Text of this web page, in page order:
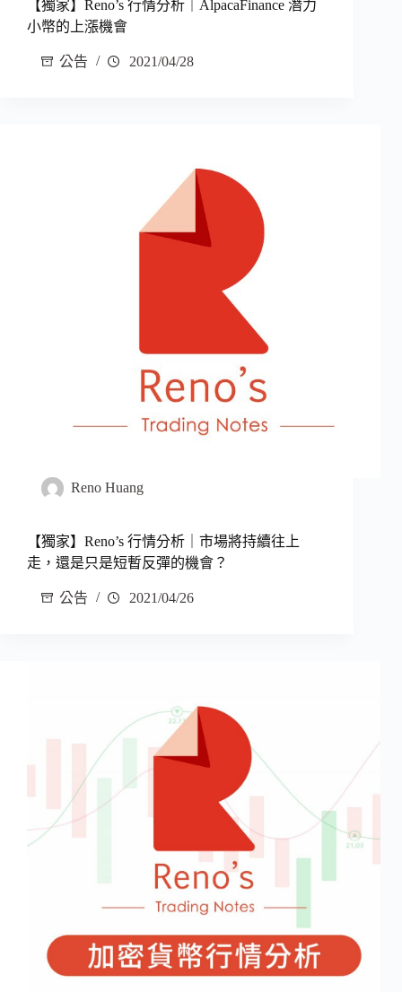
【獨家】Reno’s 行情分析｜AlpacaFinance 潛力
小幣的上漲機會
公告 2021/04/28
Reno Huang
【獨家】Reno’s 行情分析｜市場將持續往上
走，還是只是短暫反彈的機會？
公告 2021/04/26